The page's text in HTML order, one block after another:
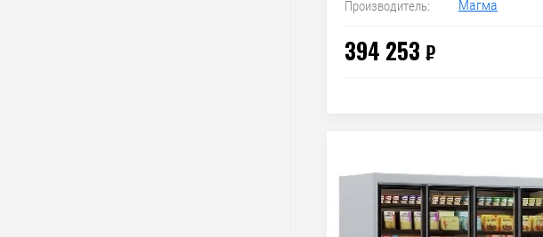
Производитель: Магма
394 253 ₽